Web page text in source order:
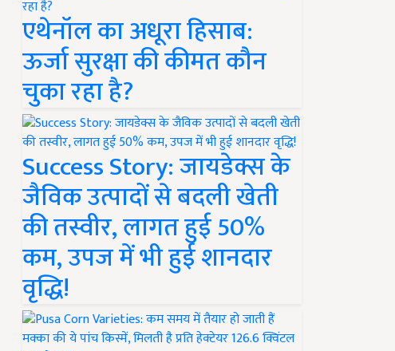
एथेनॉल का अधूरा हिसाब:
ऊर्जा सुरक्षा की कीमत कौन
चुका रहा है?
Success Story: जायडेक्स के
जैविक उत्पादों से बदली खेती
की तस्वीर, लागत हुई 50%
कम, उपज में भी हुई शानदार
वृद्धि!